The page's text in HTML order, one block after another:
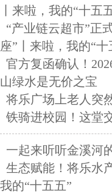
丨来啦，我的“十五
“产业链云超市”正
座”丨来啦，我的“十
官方复函确认！
山绿水是无价之宝
将乐广场上老人突
铁骑进校园！这堂
一起来听听金溪河
生态赋能！将乐水
我的“十五五”